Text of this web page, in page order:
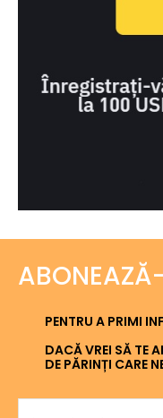
PENTRU A PRIMI
DACĂ VREI SĂ TE
DE PĂRINȚI CARE